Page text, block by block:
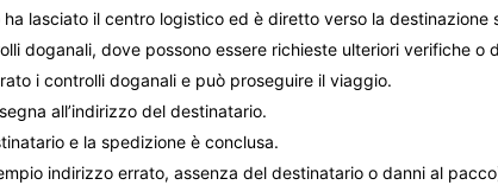
ha lasciato il centro logistico ed è diretto verso la destinazione
doganali, dove possono essere richieste ulteriori verifiche o
i controlli doganali e può proseguire il viaggio.
all’indirizzo del destinatario.
e la spedizione è conclusa.
indirizzo errato, assenza del destinatario o danni al